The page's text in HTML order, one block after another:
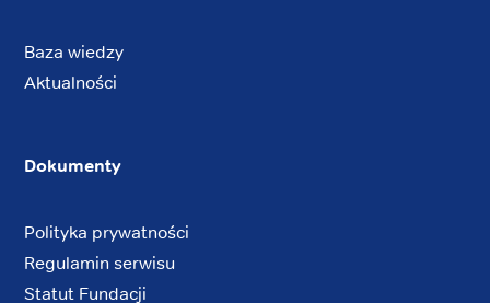
Baza wiedzy
Aktualności
Dokumenty
Polityka prywatności
Regulamin serwisu
Statut Fundacji